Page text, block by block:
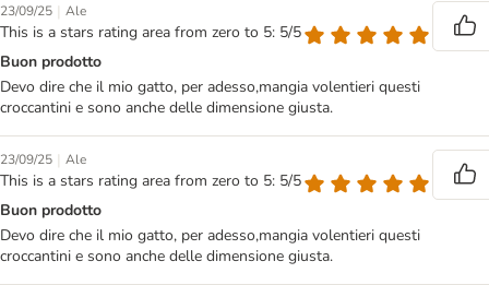
23/09/25 | Ale
This is a stars rating area from zero to 5: 5/5
Buon prodotto
Devo dire che il mio gatto, per adesso,mangia volentieri questi
croccantini e sono anche delle dimensione giusta.
23/09/25 | Ale
This is a stars rating area from zero to 5: 5/5
Buon prodotto
Devo dire che il mio gatto, per adesso,mangia volentieri questi
croccantini e sono anche delle dimensione giusta.